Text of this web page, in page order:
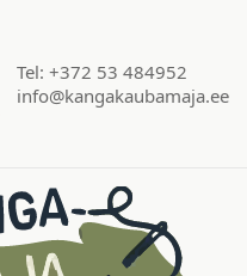
Tel: +372 53 484952
info@kangakaubamaja.ee